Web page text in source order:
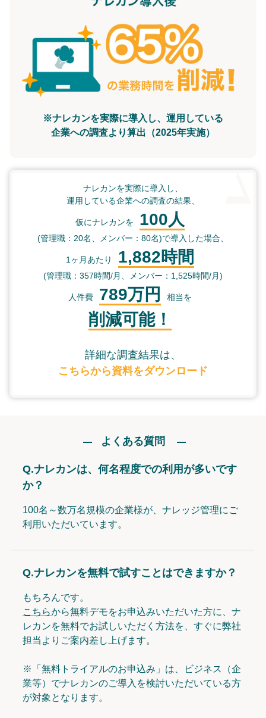
※ナレカンを実際に導入し、運用している
企業への調査より算出（2025年実施）
ナレカンを実際に導入し、
運用している企業への調査の結果、
仮にナレカンを 100人
(管理職：20名、メンバー：80名)で導入した場合、
1ヶ月あたり 1,882時間
(管理職：357時間/月、メンバー：1,525時間/月)
人件費 789万円 相当を
削減可能！
詳細な調査結果は、
こちらから資料をダウンロード
よくある質問
Q.ナレカンは、何名程度での利用が多いです
か？
100名～数万名規模の企業様が、ナレッジ管理にご
利用いただいています。
Q.ナレカンを無料で試すことはできますか？
もちろんです。
こちらから無料デモをお申込みいただいた方に、ナ
レカンを無料でお試しいただく方法を、すぐに弊社
担当よりご案内差し上げます。
※「無料トライアルのお申込み」は、ビジネス（企
業等）でナレカンのご導入を検討いただいている方
が対象となります。